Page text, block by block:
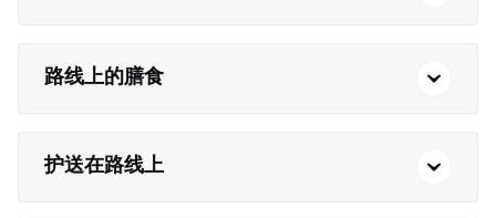
路线上的膳食
护送在路线上